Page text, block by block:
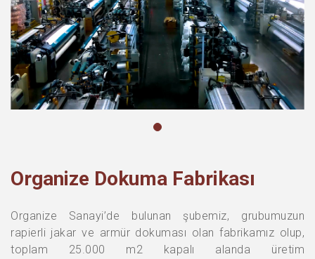
Organize Dokuma Fabrikası
Organize Sanayi’de bulunan şubemiz, grubumuzun
rapierli jakar ve armür dokuması olan fabrikamız olup,
toplam 25.000 m2 kapalı alanda üretim